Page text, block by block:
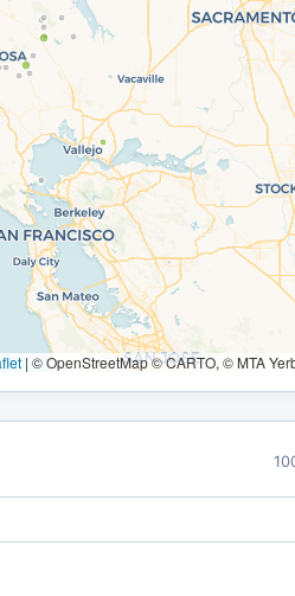
| © OpenStreetMap © CARTO, © MTA